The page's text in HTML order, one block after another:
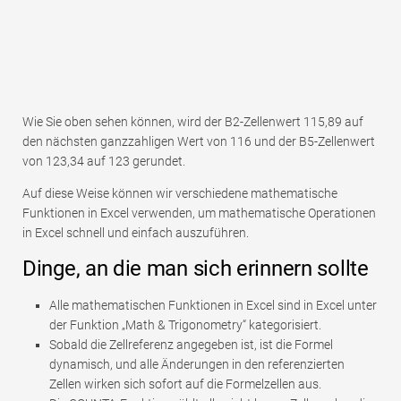
Wie Sie oben sehen können, wird der B2-Zellenwert 115,89 auf
den nächsten ganzzahligen Wert von 116 und der B5-Zellenwert
von 123,34 auf 123 gerundet.
Auf diese Weise können wir verschiedene mathematische
Funktionen in Excel verwenden, um mathematische Operationen
in Excel schnell und einfach auszuführen.
Dinge, an die man sich erinnern sollte
Alle mathematischen Funktionen in Excel sind in Excel unter
der Funktion „Math & Trigonometry“ kategorisiert.
Sobald die Zellreferenz angegeben ist, ist die Formel
dynamisch, und alle Änderungen in den referenzierten
Zellen wirken sich sofort auf die Formelzellen aus.